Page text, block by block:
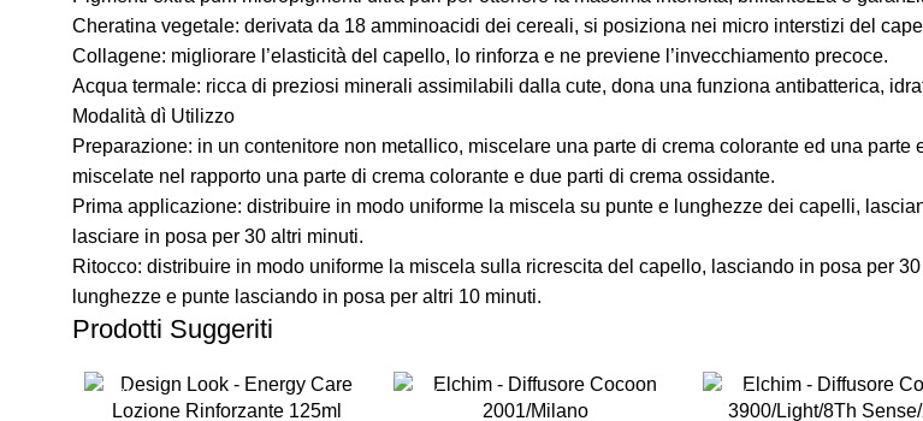
Cheratina vegetale: derivata da 18 amminoacidi dei cereali, si posiziona nei micro interstizi del
Collagene: migliorare l’elasticità del capello, lo rinforza e ne previene l’invecchiamento precoce.
Acqua termale: ricca di preziosi minerali assimilabili dalla cute, dona una funziona antibatterica,
Modalità dì Utilizzo
Preparazione: in un contenitore non metallico, miscelare una parte di crema colorante ed una
miscelate nel rapporto una parte di crema colorante e due parti di crema ossidante.
Prima applicazione: distribuire in modo uniforme la miscela su punte e lunghezze dei capelli,
lasciare in posa per 30 altri minuti.
Ritocco: distribuire in modo uniforme la miscela sulla ricrescita del capello, lasciando in posa per
lunghezze e punte lasciando in posa per altri 10 minuti.
Prodotti Suggeriti
-50% -12% -12%